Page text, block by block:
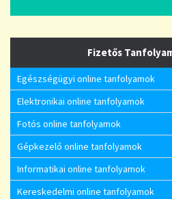
Fizetős
Egészségügyi online tanfolyamok
Elektronikai online tanfolyamok
Fotós online tanfolyamok
Gépkezelő online tanfolyamok
Informatikai online tanfolyamok
Kereskedelmi online tanfolyamok